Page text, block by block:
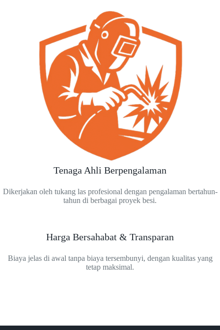
Tenaga Ahli Berpengalaman
Dikerjakan oleh tukang las profesional dengan pengalaman bertahun-
tahun di berbagai proyek besi.
Harga Bersahabat & Transparan
Biaya jelas di awal tanpa biaya tersembunyi, dengan kualitas yang
tetap maksimal.